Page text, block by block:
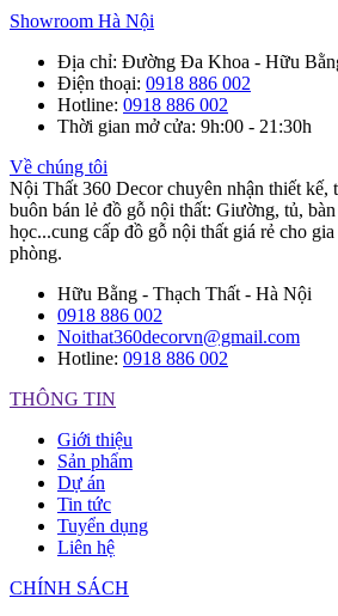
Showroom Hà Nội
Địa chỉ: Đường Đa Khoa - Hữu
Điện thoại: 0918 886 002
Hotline: 0918 886 002
Thời gian mở cửa: 9h:00 - 21:30h
Về chúng tôi
Nội Thất 360 Decor chuyên nhận thiết kế,
buôn bán lẻ đồ gỗ nội thất: Giường, tủ, bàn
học...cung cấp đồ gỗ nội thất giá rẻ cho
phòng.
Hữu Bằng - Thạch Thất - Hà Nội
0918 886 002
Noithat360decorvn@gmail.com
Hotline: 0918 886 002
THÔNG TIN
Giới thiệu
Sản phẩm
Dự án
Tin tức
Tuyển dụng
Liên hệ
CHÍNH SÁCH